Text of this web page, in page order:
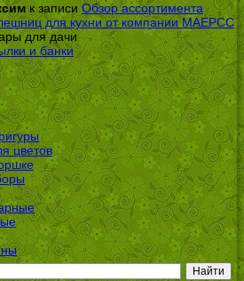
к записи Обзор ассортимента
для кухни от компании МАЕРСС
для дачи
и банки
цветов